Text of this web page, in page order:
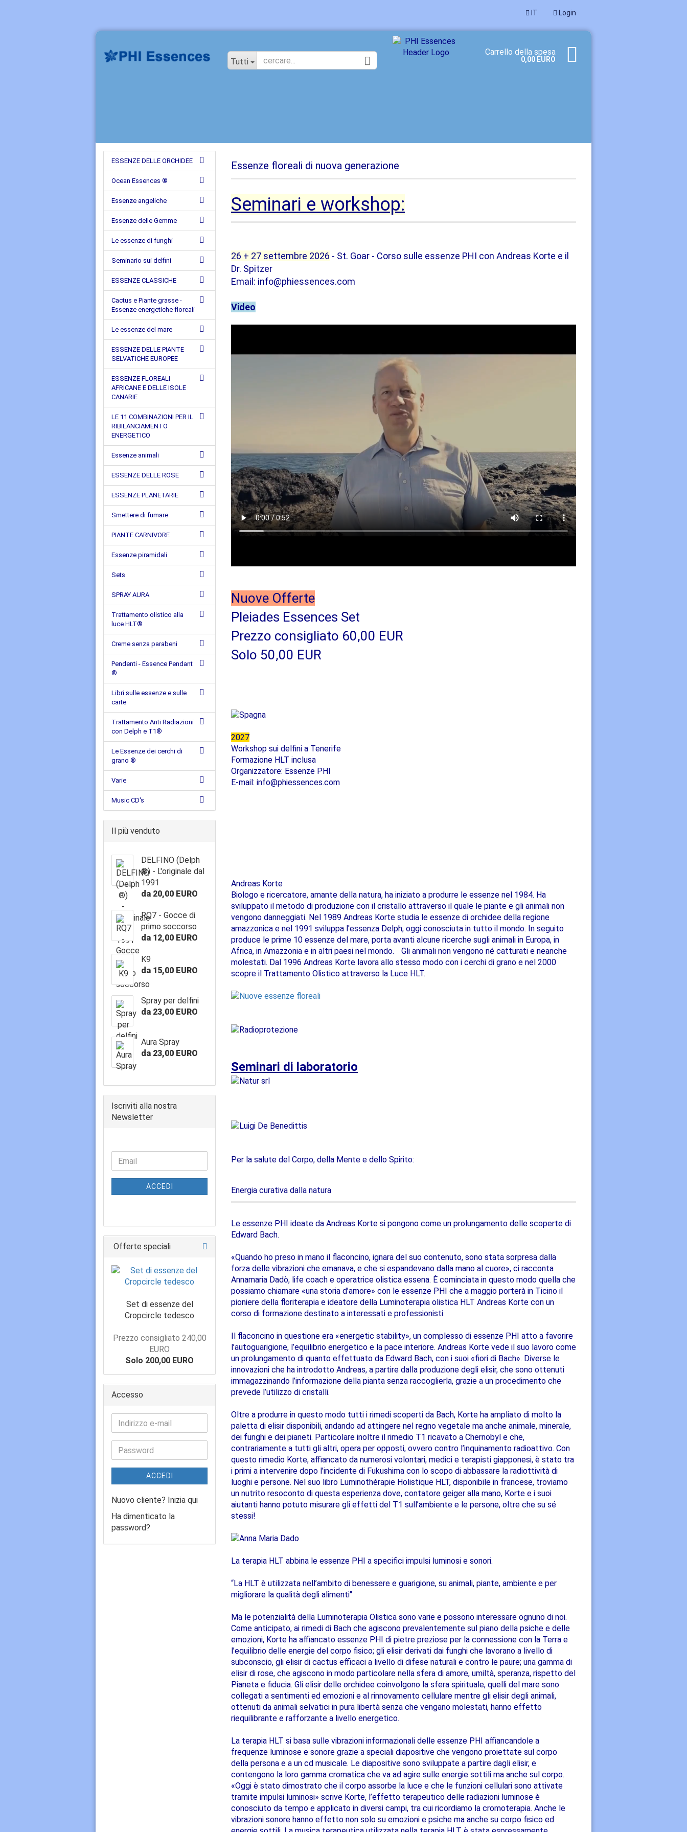
IT
Cambia lingua
Login
Tutti
Carrello della spesa
0,00 EURO
Essenze floreali di nuova generazione
Seminari e workshop:
26 + 27 settembre 2026 - St. Goar - Corso sulle essenze PHI con Andreas Korte e il
Dr. Spitzer
Email: info@phiessences.com
Video
Nuove Offerte
Pleiades Essences Set
Prezzo consigliato 60,00 EUR
Solo 50,00 EUR
2027
Workshop sui delfini a Tenerife
Formazione HLT inclusa
Organizzatore: Essenze PHI
E-mail: info@phiessences.com
Andreas Korte
Biologo e ricercatore, amante della natura, ha iniziato a produrre le essenze nel 1984. Ha
sviluppato il metodo di produzione con il cristallo attraverso il quale le piante e gli animali non
vengono danneggiati. Nel 1989 Andreas Korte studia le essenze di orchidee della regione
amazzonica e nel 1991 sviluppa l'essenza Delph, oggi conosciuta in tutto il mondo. In seguito
produce le prime 10 essenze del mare, porta avanti alcune ricerche sugli animali in Europa, in
Africa, in Amazzonia e in altri paesi nel mondo. Gli animali non vengono né catturati e neanche
molestati. Dal 1996 Andreas Korte lavora allo stesso modo con i cerchi di grano e nel 2000
scopre il Trattamento Olistico attraverso la Luce HLT.
Seminari di laboratorio
Per la salute del Corpo, della Mente e dello Spirito:
Energia curativa dalla natura
Le essenze PHI ideate da Andreas Korte si pongono come un prolungamento delle scoperte di
Edward Bach.
«Quando ho preso in mano il flaconcino, ignara del suo contenuto, sono stata sorpresa dalla
forza delle vibrazioni che emanava, e che si espandevano dalla mano al cuore», ci racconta
Annamaria Dadò, life coach e operatrice olistica essena. È cominciata in questo modo quella che
possiamo chiamare «una storia d’amore» con le essenze PHI che a maggio porterà in Ticino il
pioniere della floriterapia e ideatore della Luminoterapia olistica HLT Andreas Korte con un
corso di formazione destinato a interessati e professionisti.
Il flaconcino in questione era «energetic stability», un complesso di essenze PHI atto a favorire
l’autoguarigione, l’equilibrio energetico e la pace interiore. Andreas Korte vede il suo lavoro come
un prolungamento di quanto effettuato da Edward Bach, con i suoi «fiori di Bach». Diverse le
innovazioni che ha introdotto Andreas, a partire dalla produzione degli elisir, che sono ottenuti
immagazzinando l’informazione della pianta senza raccoglierla, grazie a un procedimento che
prevede l’utilizzo di cristalli.
Oltre a produrre in questo modo tutti i rimedi scoperti da Bach, Korte ha ampliato di molto la
paletta di elisir disponibili, andando ad attingere nel regno vegetale ma anche animale, minerale,
dei funghi e dei pianeti. Particolare inoltre il rimedio T1 ricavato a Chernobyl e che,
contrariamente a tutti gli altri, opera per opposti, ovvero contro l’inquinamento radioattivo. Con
questo rimedio Korte, affiancato da numerosi volontari, medici e terapisti giapponesi, è stato tra
i primi a intervenire dopo l’incidente di Fukushima con lo scopo di abbassare la radiottività di
luoghi e persone. Nel suo libro Luminothérapie Holistique HLT, disponibile in francese, troviamo
un nutrito resoconto di questa esperienza dove, contatore geiger alla mano, Korte e i suoi
aiutanti hanno potuto misurare gli effetti del T1 sull’ambiente e le persone, oltre che su sé
stessi!
La terapia HLT abbina le essenze PHI a specifici impulsi luminosi e sonori.
“La HLT è utilizzata nell’ambito di benessere e guarigione, su animali, piante, ambiente e per
migliorare la qualità degli alimenti"
Ma le potenzialità della Luminoterapia Olistica sono varie e possono interessare ognuno di noi.
Come anticipato, ai rimedi di Bach che agiscono prevalentemente sul piano della psiche e delle
emozioni, Korte ha affiancato essenze PHI di pietre preziose per la connessione con la Terra e
l’equilibrio delle energie del corpo fisico; gli elisir derivati dai funghi che lavorano a livello di
subconscio, gli elisir di cactus efficaci a livello di difese naturali e contro le paure; una gamma di
elisir di rose, che agiscono in modo particolare nella sfera di amore, umiltà, speranza, rispetto del
Pianeta e fiducia. Gli elisir delle orchidee coinvolgono la sfera spirituale, quelli del mare sono
collegati a sentimenti ed emozioni e al rinnovamento cellulare mentre gli elisir degli animali,
ottenuti da animali selvatici in pura libertà senza che vengano molestati, hanno effetto
riequilibrante e rafforzante a livello energetico.
La terapia HLT si basa sulle vibrazioni informazionali delle essenze PHI affiancandole a
frequenze luminose e sonore grazie a speciali diapositive che vengono proiettate sul corpo
della persona e a un cd musicale. Le diapositive sono sviluppate a partire dagli elisir, e
contengono la loro gamma cromatica che va ad agire sulle energie sottili ma anche sul corpo.
«Oggi è stato dimostrato che il corpo assorbe la luce e che le funzioni cellulari sono attivate
tramite impulsi luminosi» scrive Korte, l’effetto terapeutico delle radiazioni luminose è
conosciuto da tempo e applicato in diversi campi, tra cui ricordiamo la cromoterapia. Anche le
vibrazioni sonore hanno effetto non solo su emozioni e psiche ma anche su corpo fisico ed
ESSENZE DELLE ORCHIDEE
Ocean Essences ®
Essenze angeliche
Essenze delle Gemme
Le essenze di funghi
Seminario sui delfini
ESSENZE CLASSICHE
Cactus e Piante grasse -
Essenze energetiche floreali
Le essenze del mare
ESSENZE DELLE PIANTE
SELVATICHE EUROPEE
ESSENZE FLOREALI
AFRICANE E DELLE ISOLE
CANARIE
LE 11 COMBINAZIONI PER IL
RIBILANCIAMENTO
ENERGETICO
Essenze animali
ESSENZE DELLE ROSE
ESSENZE PLANETARIE
Smettere di fumare
PIANTE CARNIVORE
Essenze piramidali
Sets
SPRAY AURA
Trattamento olistico alla
luce HLT®
Creme senza parabeni
Pendenti - Essence Pendant
®
Libri sulle essenze e sulle
carte
Trattamento Anti Radiazioni
con Delph e T1®
Le Essenze dei cerchi di
grano ®
Varie
Music CD's
Il più venduto
DELFINO (Delph
®) - L'originale dal
1991
da 20,00 EURO
RQ7 - Gocce di
primo soccorso
da 12,00 EURO
K9
da 15,00 EURO
Spray per delfini
da 23,00 EURO
Aura Spray
da 23,00 EURO
Iscriviti alla nostra
Newsletter
ACCEDI
Offerte speciali
Set di essenze del
Cropcircle tedesco
Prezzo consigliato 240,00
EURO
Solo 200,00 EURO
Accesso
ACCEDI
Nuovo cliente? Inizia qui
Ha dimenticato la
password?